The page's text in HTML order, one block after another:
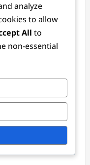
van
analyze
to allow
All to
non-essential